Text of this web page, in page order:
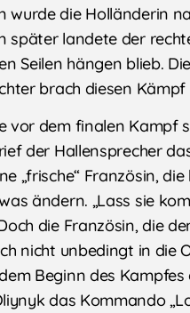
wurde die Holländerin
später landete der
Seilen hängen blieb.
brach diesen
vor dem finalen Kampf
der Hallensprecher
„frische“ Französin,
ändern. „Lass sie
die Französin, die
nicht unbedingt in die
Beginn des
das Kommando